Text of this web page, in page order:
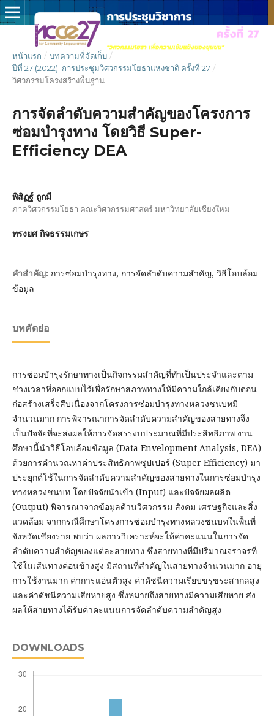
หน้าแรก / บทความที่จัดเก็บ /
ปีที่ 27 (2022): การประชุมวิศวกรรมโยธาแห่งชาติ ครั้งที่ 27 /
วิศวกรรมโครงสร้างพื้นฐาน
การจัดลำดับความสำคัญของโครงการ
ซ่อมบำรุงทาง โดยวิธี Super-
Efficiency DEA
พิสิฏฐ์ ถูกมี
ภาควิศวกรรมโยธา คณะวิศวกรรมศาสตร์ มหาวิทยาลัยเชียงใหม่
ทรงยศ กิจธรรมเกษร
คำสำคัญ: การซ่อมบำรุงทาง, การจัดลำดับความสำคัญ, วิธีโอบล้อม
ข้อมูล
บทคัดย่อ
การซ่อมบำรุงรักษาทางเป็นกิจกรรมสำคัญที่ทำเป็นประจำและตาม
ช่วงเวลาที่ออกแบบไว้เพื่อรักษาสภาพทางให้มีความใกล้เคียงกับตอน
ก่อสร้างเสร็จสืบเนื่องจากโครงการซ่อมบำรุงทางหลวงชนบทมี
จำนวนมาก การพิจารณาการจัดลำดับความสำคัญของสายทางจึง
เป็นปัจจัยที่จะส่งผลให้การจัดสรรงบประมาณที่มีประสิทธิภาพ งาน
ศึกษานี้นำวิธีโอบล้อมข้อมูล (Data Envelopment Analysis, DEA)
ด้วยการคำนวณหาค่าประสิทธิภาพซุปเปอร์ (Super Efficiency) มา
ประยุกต์ใช้ในการจัดลำดับความสำคัญของสายทางในการซ่อมบำรุง
ทางหลวงชนบท โดยปัจจัยนำเข้า (Input) และปัจจัยผลผลิต
(Output) พิจารณาจากข้อมูลด้านวิศวกรรม สังคม เศรษฐกิจและสิ่ง
แวดล้อม จากกรณีศึกษาโครงการซ่อมบำรุงทางหลวงชนบทในพื้นที่
จังหวัดเชียงราย พบว่า ผลการวิเคราะห์จะให้ค่าคะแนนในการจัด
ลำดับความสำคัญของแต่ละสายทาง ซึ่งสายทางที่มีปริมาณจราจรที่
ใช้ในเส้นทางค่อนข้างสูง มีสถานที่สำคัญในสายทางจำนวนมาก อายุ
การใช้งานมาก ค่าการแอ่นตัวสูง ค่าดัชนีความเรียบขรุขระสากลสูง
และค่าดัชนีความเสียหายสูง ซึ่งหมายถึงสายทางมีความเสียหาย ส่ง
ผลให้สายทางได้รับค่าคะแนนการจัดลำดับความสำคัญสูง
DOWNLOADS